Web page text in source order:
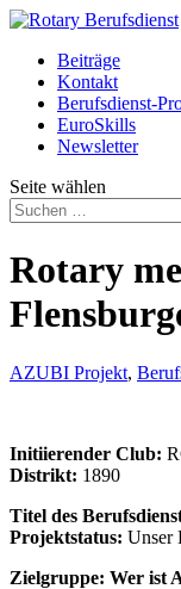
Beiträge
Kontakt
Berufsdienst-
EuroSkills
Newsletter
Seite wählen
Rotary
AZUBI Projekt,
Initiierender Club:
Distrikt: 1890
Titel des
Projektstatus: Unser
Zielgruppe: Wer ist